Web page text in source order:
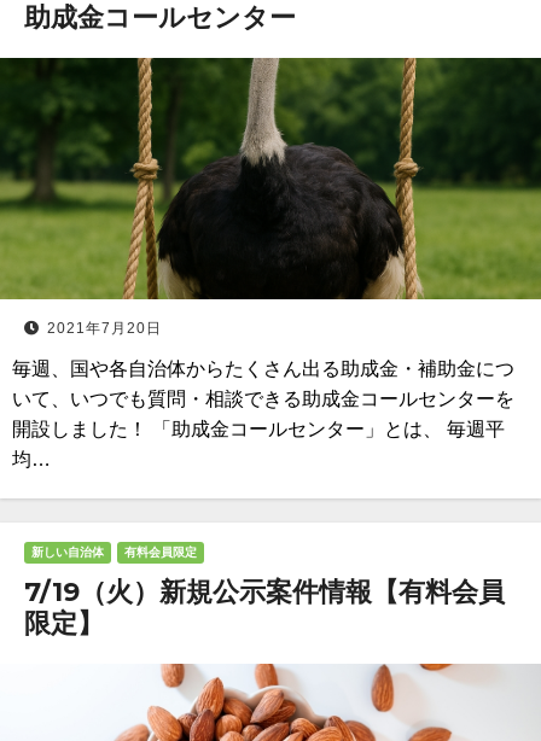
助成金コールセンター
2021年7月20日
毎週、国や各自治体からたくさん出る助成金・補助金につ
いて、いつでも質問・相談できる助成金コールセンターを
開設しました！ 「助成金コールセンター」とは、 毎週平
均…
新しい自治体 有料会員限定
7/19（火）新規公示案件情報【有料会員
限定】